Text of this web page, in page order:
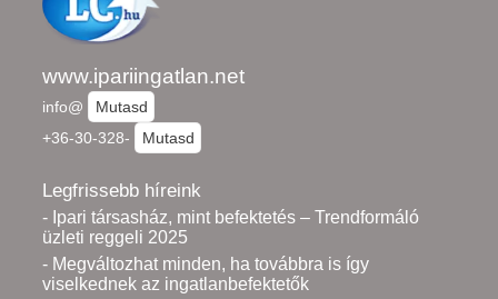
www.ipariingatlan.net
info@
Mutasd
+36-30-328-
Mutasd
Legfrissebb híreink
- Ipari társasház, mint befektetés – Trendformáló
üzleti reggeli 2025
- Megváltozhat minden, ha továbbra is így
viselkednek az ingatlanbefektetők